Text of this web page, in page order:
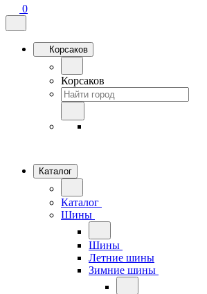
0
Корсаков
Корсаков
Каталог
Каталог
Шины
Шины
Летние шины
Зимние шины